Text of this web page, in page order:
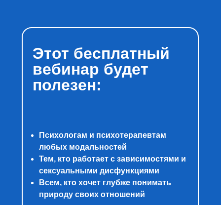
Психологам и психотерапевтам
любых модальностей
Тем, кто работает с зависимостями и
сексуальными дисфункциями
Всем, кто хочет глубже понимать
природу своих отношений
Этот бесплатный
вебинар будет
полезен: